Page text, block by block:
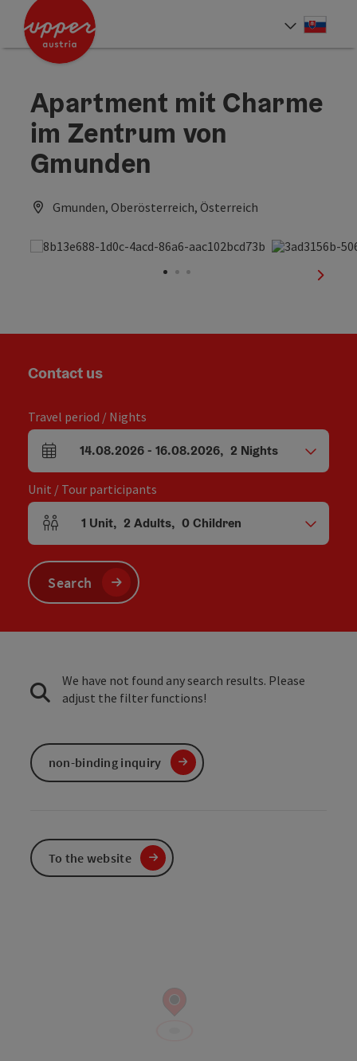
Accesskey
Accesskey
Apartment mit Charme
im Zentrum von
Gmunden
Gmunden, Oberösterreich, Österreich
next
Contact us
Travel period / Nights
arrival and departure fields
14.08.2026- 16.08.2026, 2 Nights
Unit / Tour participants
Number of units and person fields
1 Unit, 2 Adults, 0Children
Search
We have not found any search results. Please
adjust the filter functions!
non-binding inquiry
To the website